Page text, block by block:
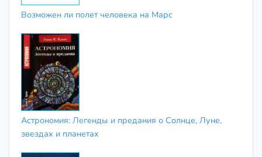
Возможен ли полет человека на Марс
Астрономия: Легенды и предания о Солнце, Луне,
звездах и планетах